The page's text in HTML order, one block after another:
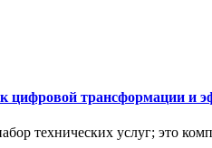
цифровой трансформации и
технических услуг; это